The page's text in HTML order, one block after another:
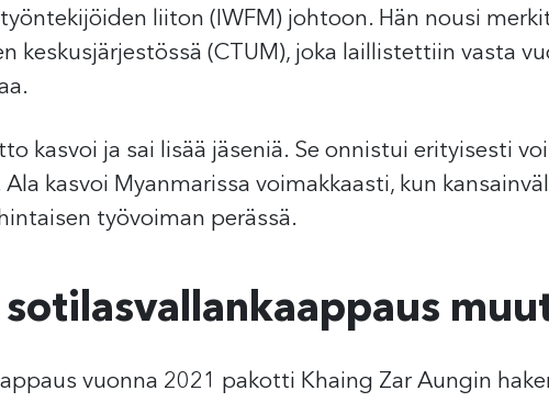
liiton (IWFM) johtoon. Hän nousi
keskusjärjestössä (CTUM), joka laillistettiin vasta
kasvoi ja sai lisää jäseniä. Se onnistui erityisesti
kasvoi Myanmarissa voimakkaasti, kun
työvoiman perässä.
vuonna 2021 pakotti Khaing Zar Aungin